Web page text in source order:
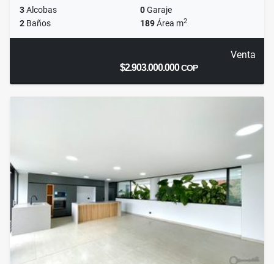
3Alcobas 0Garaje
2 Baños 189Área m2
Venta
$2.903.000.000COP